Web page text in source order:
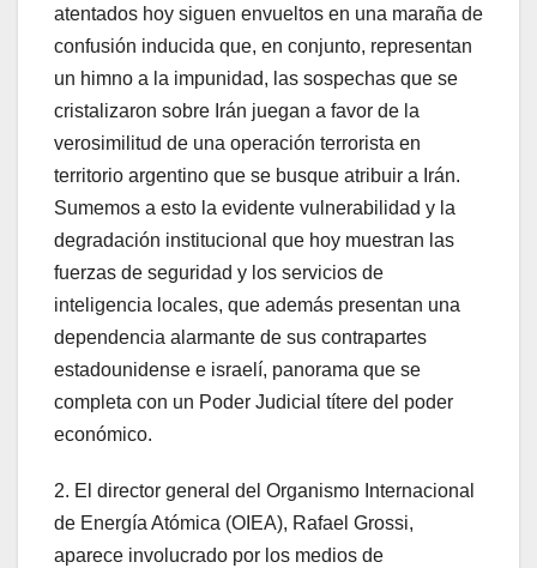
atentados hoy siguen envueltos en una maraña de
confusión inducida que, en conjunto, representan
un himno a la impunidad, las sospechas que se
cristalizaron sobre Irán juegan a favor de la
verosimilitud de una operación terrorista en
territorio argentino que se busque atribuir a Irán.
Sumemos a esto la evidente vulnerabilidad y la
degradación institucional que hoy muestran las
fuerzas de seguridad y los servicios de
inteligencia locales, que además presentan una
dependencia alarmante de sus contrapartes
estadounidense e israelí, panorama que se
completa con un Poder Judicial títere del poder
económico.
2. El director general del Organismo Internacional
de Energía Atómica (OIEA), Rafael Grossi,
aparece involucrado por los medios de